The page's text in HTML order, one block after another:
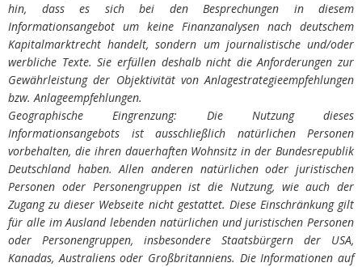
hin, dass es sich bei den Besprechungen in diesem
Informationsangebot um keine Finanzanalysen nach deutschem
Kapitalmarktrecht handelt, sondern um journalistische und/oder
werbliche Texte. Sie erfüllen deshalb nicht die Anforderungen zur
Gewährleistung der Objektivität von Anlagestrategieempfehlungen
bzw. Anlageempfehlungen.
Geographische Eingrenzung: Die Nutzung dieses
Informationsangebots ist ausschließlich natürlichen Personen
vorbehalten, die ihren dauerhaften Wohnsitz in der Bundesrepublik
Deutschland haben. Allen anderen natürlichen oder juristischen
Personen oder Personengruppen ist die Nutzung, wie auch der
Zugang zu dieser Webseite nicht gestattet. Diese Einschränkung gilt
für alle im Ausland lebenden natürlichen und juristischen Personen
oder Personengruppen, insbesondere Staatsbürgern der USA,
Kanadas, Australiens oder Großbritanniens. Die Informationen auf